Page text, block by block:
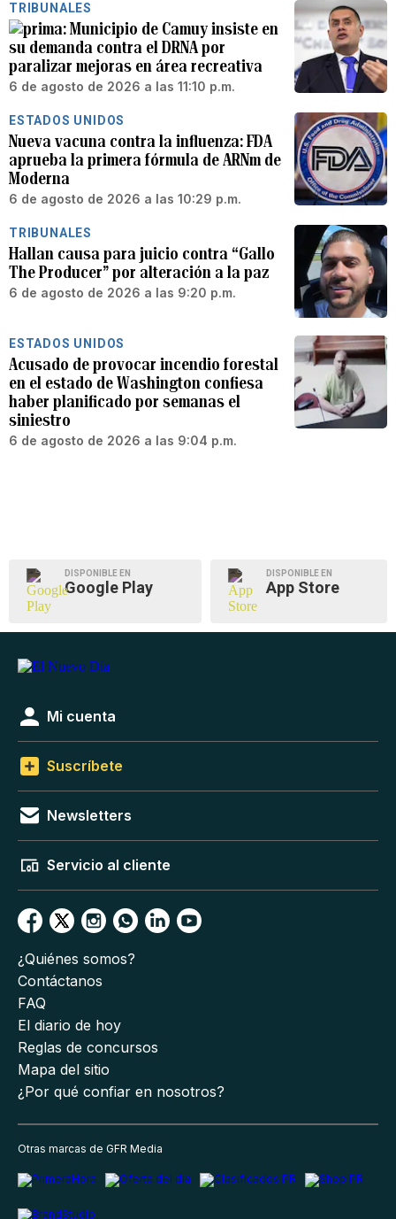
TRIBUNALES
Municipio de Camuy insiste en
su demanda contra el DRNA por
paralizar mejoras en área recreativa
6 de agosto de 2026 a las 11:10 p.m.
ESTADOS UNIDOS
Nueva vacuna contra la influenza: FDA
aprueba la primera fórmula de ARNm de
Moderna
6 de agosto de 2026 a las 10:29 p.m.
TRIBUNALES
Hallan causa para juicio contra “Gallo
The Producer” por alteración a la paz
6 de agosto de 2026 a las 9:20 p.m.
ESTADOS UNIDOS
Acusado de provocar incendio forestal
en el estado de Washington confiesa
haber planificado por semanas el
siniestro
6 de agosto de 2026 a las 9:04 p.m.
DISPONIBLE EN
Google Play
DISPONIBLE EN
App Store
Mi cuenta
Suscríbete
Newsletters
Servicio al cliente
¿Quiénes somos?
Contáctanos
FAQ
El diario de hoy
Reglas de concursos
Mapa del sitio
¿Por qué confiar en nosotros?
Otras marcas de GFR Media